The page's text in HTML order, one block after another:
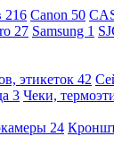
216 Canon 50
27 Samsung 1
этикеток 42
3 Чеки,
24